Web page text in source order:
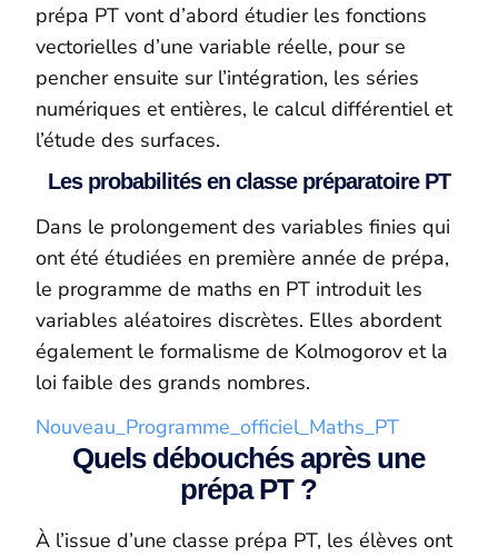
prépa PT vont d’abord étudier les fonctions
vectorielles d’une variable réelle, pour se
pencher ensuite sur l’intégration, les séries
numériques et entières, le calcul différentiel et
l’étude des surfaces.
Les probabilités en classe préparatoire PT
Dans le prolongement des variables finies qui
ont été étudiées en première année de prépa,
le programme de maths en PT introduit les
variables aléatoires discrètes. Elles abordent
également le formalisme de Kolmogorov et la
loi faible des grands nombres.
Nouveau_Programme_officiel_Maths_PT
Quels débouchés après une
prépa PT ?
À l’issue d’une classe prépa PT, les élèves ont